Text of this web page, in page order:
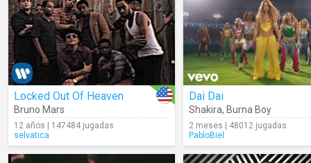
Locked Out Of Heaven
Bruno Mars
12 años | 147484 jugadas
selvatica
Dai Dai
Shakira, Burna Boy
2 meses | 48012 jugadas
PabloBiel